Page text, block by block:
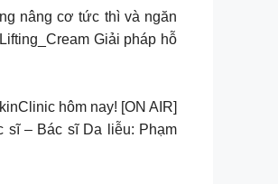
nâng cơ tức thì và ngăn
Giải pháp hỗ
hôm nay! [ON AIR]
sĩ – Bác sĩ Da liễu: Phạm